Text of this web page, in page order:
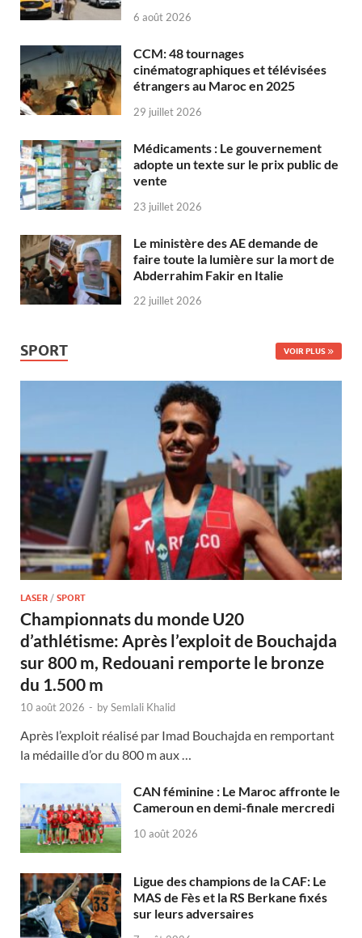
6 août 2026
CCM: 48 tournages
cinématographiques et télévisées
étrangers au Maroc en 2025
29 juillet 2026
Médicaments : Le gouvernement
adopte un texte sur le prix public de
vente
23 juillet 2026
Le ministère des AE demande de
faire toute la lumière sur la mort de
Abderrahim Fakir en Italie
22 juillet 2026
SPORT VOIR PLUS
LASER / SPORT
Championnats du monde U20
d’athlétisme: Après l’exploit de Bouchajda
sur 800 m, Redouani remporte le bronze
du 1.500 m
10 août 2026 - bySemlali Khalid
Après l’exploit réalisé par Imad Bouchajda en remportant
la médaille d’or du 800 m aux …
CAN féminine : Le Maroc affronte le
Cameroun en demi-finale mercredi
10 août 2026
Ligue des champions de la CAF: Le
MAS de Fès et la RS Berkane fixés
sur leurs adversaires